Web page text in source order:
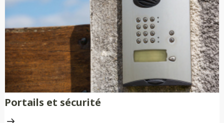
nécessitent aucune peinture ni
traitement anti-rouille.
Portails et sécurité